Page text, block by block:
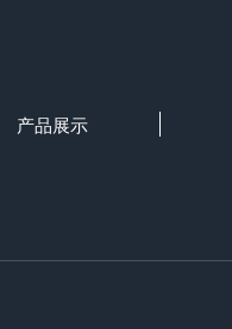
产品展示